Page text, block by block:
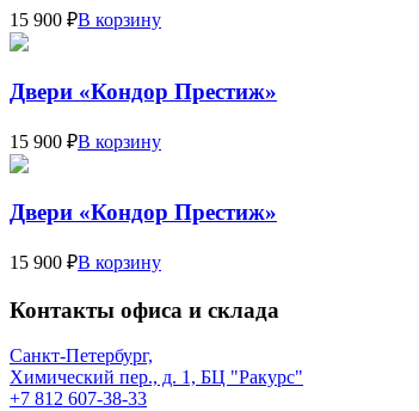
15 900 ₽В корзину
Двери «Кондор Престиж»
15 900 ₽В корзину
Двери «Кондор Престиж»
15 900 ₽В корзину
Контакты офиса и склада
Санкт-Петербург,
Химический пер., д. 1, БЦ "Ракурс"
+7 812 607-38-33